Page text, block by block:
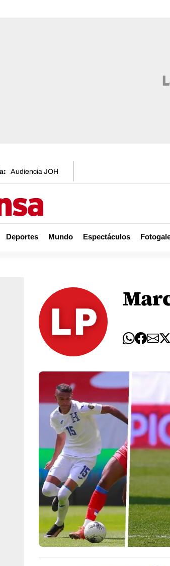
Audiencia JOH
Deportes Mundo Espectáculos